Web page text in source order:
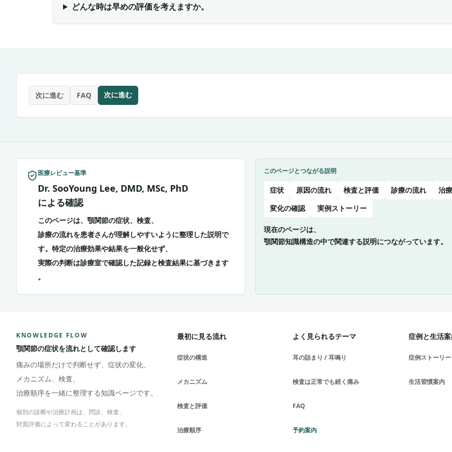
どんな時は早めの評価を考えますか。
次に進む FAQ 次に進む
医療レビュー基準
Dr. SooYoung Lee, DMD, MSc, PhD
による確認
このページは、顎関節の症状、検査、
診療の流れを患者さんが理解しやすいように整理した説明で
す。特定の治療効果や結果を一般化せず、
実際の判断は診療室で確認した記録と検査結果に基づきます
。
このページとつながる説明
症状 原因の流れ 検査と評価 診療の流れ
治
変化の確認
実例ストーリー
現在のページは、
顎関節知識構造の中で関連する説明につながっています。
KNOWLEDGE FLOW
顎関節の症状を流れとして確認します
痛みの場所だけで判断せず、症状の変化、
メカニズム、検査、
治療順序を一緒に整理する知識ページです。
個別の診断や治療計画は、問診、検査、
対面評価によって変わることがあります。
最初に見る流れ
症状の構造
メカニズム
検査と評価
治療順序
よく見られるテーマ
耳の詰まり / 耳鳴り
検査は正常でも続く痛み
FAQ
予約案内
症例と生活
症例ストーリー
生活習慣案内